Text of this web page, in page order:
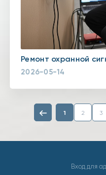
Ремонт охранной
2026-05-14
1 2 3
Вход для